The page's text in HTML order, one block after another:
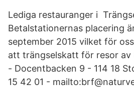
Lediga restauranger i
Betalstationernas placering
september 2015 vilket för
att trängselskatt för resor av
- Docentbacken 9 - 114 18
15 42 01 -